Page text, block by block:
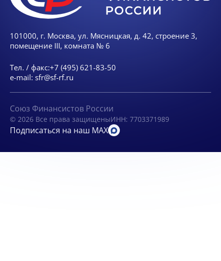
101000, г. Москва, ул. Мясницкая, д. 42, строение 3,
помещение III, комната № 6
Тел. / факс:+7 (495) 621-83-50
e-mail: sfr@sf-rf.ru
Союз Финансистов России
© 2026 Все права защищеныИНН: 7703371989
Подписаться на наш MAX